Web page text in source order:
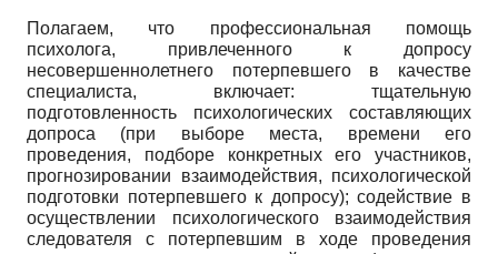
Полагаем, что профессиональная помощь
психолога, привлеченного к допросу
несовершеннолетнего потерпевшего в качестве
специалиста, включает: тщательную
подготовленность психологических составляющих
допроса (при выборе места, времени его
проведения, подборе конкретных его участников,
прогнозировании взаимодействия, психологической
подготовки потерпевшего к допросу); содействие в
осуществлении психологического взаимодействия
следователя с потерпевшим в ходе проведения